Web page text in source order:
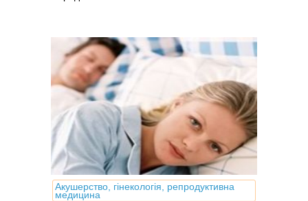
Акушерство, гінекологія, репродуктивна
медицина